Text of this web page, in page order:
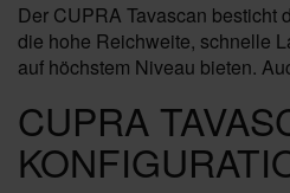
Der CUPRA Tavascan besticht
die hohe Reichweite, schnelle
auf höchstem Niveau bieten.
CUPRA